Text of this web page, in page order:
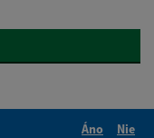
Áno
Nie